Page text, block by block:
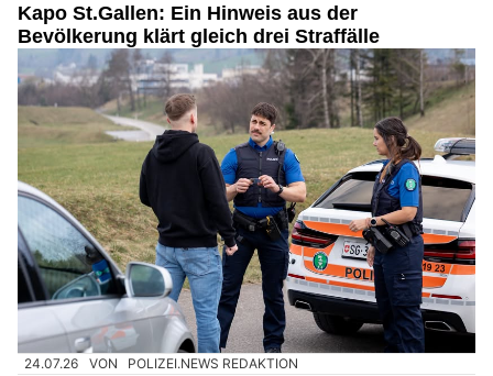
Kapo St.Gallen: Ein Hinweis aus der
Bevölkerung klärt gleich drei Straffälle
24.07.26 VON POLIZEI.NEWS REDAKTION